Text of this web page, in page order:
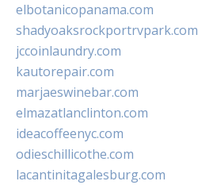
elbotanicopanama.com
shadyoaksrockportrvpark.com
jccoinlaundry.com
kautorepair.com
marjaeswinebar.com
elmazatlanclinton.com
ideacoffeenyc.com
odieschillicothe.com
lacantinitagalesburg.com